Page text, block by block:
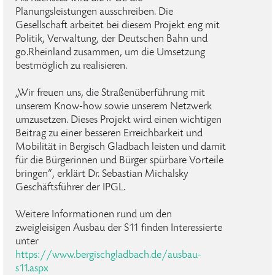
Planungsleistungen ausschreiben. Die
Gesellschaft arbeitet bei diesem Projekt eng mit
Politik, Verwaltung, der Deutschen Bahn und
go.Rheinland zusammen, um die Umsetzung
bestmöglich zu realisieren.
„Wir freuen uns, die Straßenüberführung mit
unserem Know-how sowie unserem Netzwerk
umzusetzen. Dieses Projekt wird einen wichtigen
Beitrag zu einer besseren Erreichbarkeit und
Mobilität in Bergisch Gladbach leisten und damit
für die Bürgerinnen und Bürger spürbare Vorteile
bringen“, erklärt Dr. Sebastian Michalsky
Geschäftsführer der IPGL.
Weitere Informationen rund um den
zweigleisigen Ausbau der S11 finden Interessierte
unter
https://www.bergischgladbach.de/ausbau-
s11.aspx